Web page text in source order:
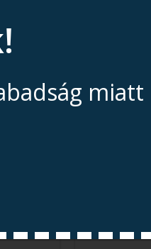
KDF
miatt